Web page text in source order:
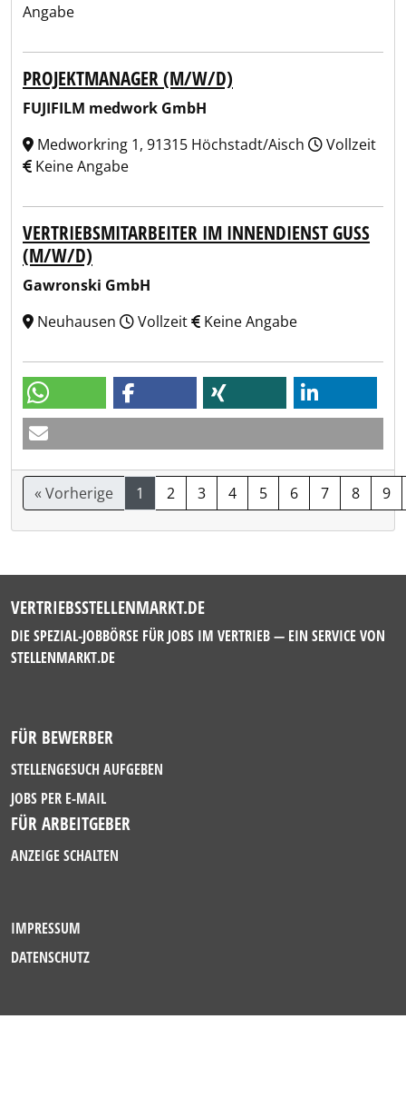
Angabe
PROJEKTMANAGER (M/W/D)
FUJIFILM medwork GmbH
Medworkring 1, 91315 Höchstadt/Aisch
Vollzeit
Keine Angabe
VERTRIEBSMITARBEITER IM INNENDIENST GUSS
(M/W/D)
Gawronski GmbH
Neuhausen
Vollzeit Keine Angabe
« Vorherige 1 2 3 4 5 6 7 8 9
VERTRIEBSSTELLENMARKT.DE
DIE SPEZIAL-JOBBÖRSE FÜR JOBS IM VERTRIEB — EIN SERVICE VON
STELLENMARKT.DE
FÜR BEWERBER
STELLENGESUCH AUFGEBEN
JOBS PER E-MAIL
FÜR ARBEITGEBER
ANZEIGE SCHALTEN
IMPRESSUM
DATENSCHUTZ